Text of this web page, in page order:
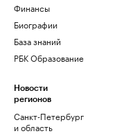
Финансы
Биографии
База знаний
РБК Образование
Новости
регионов
Санкт-Петербург
и область